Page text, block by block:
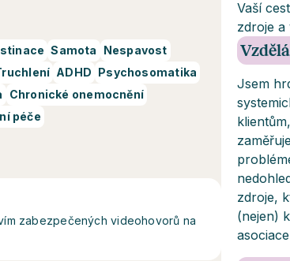
Samota
Nespavost
ADHD Psychosomatika
Chronické onemocnění
péče
zabezpečených videohovorů na
Vaší
zdroje a
Jsem
zdroje,
(nejen)